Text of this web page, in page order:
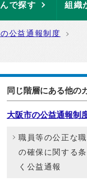
で探す 組織
公益通報制度
同じ階層にある他の
大阪市の公益通報制
職員等の公正な
の確保に関する
く公益通報